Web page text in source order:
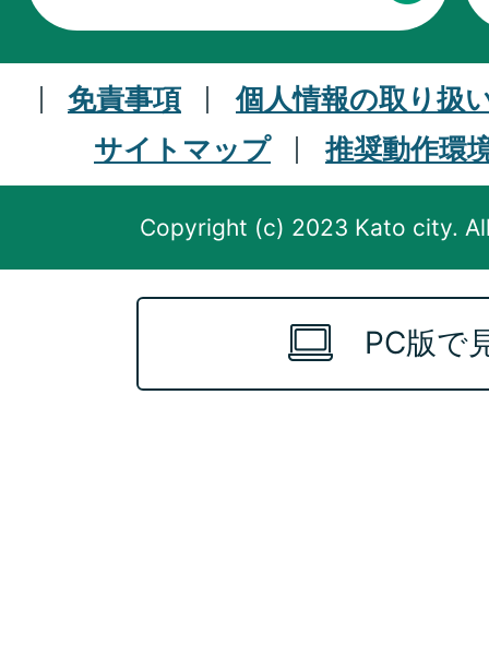
免責事項
個人情報の取り扱
サイトマップ
推奨動作環
Copyright (c) 2023 Kato city.
PC版で